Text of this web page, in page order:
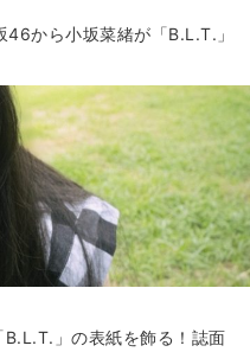
から小坂菜緒が「B.L.T.」
」の表紙を飾る！誌面